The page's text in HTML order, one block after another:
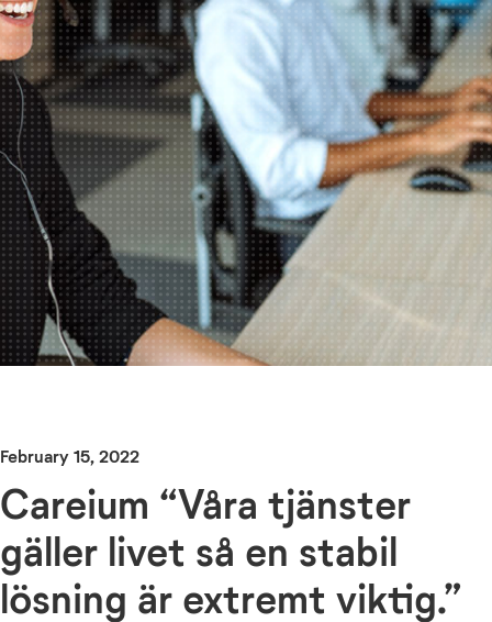
February 15, 2022
Careium “Våra tjänster
gäller livet så en stabil
lösning är extremt viktig.”